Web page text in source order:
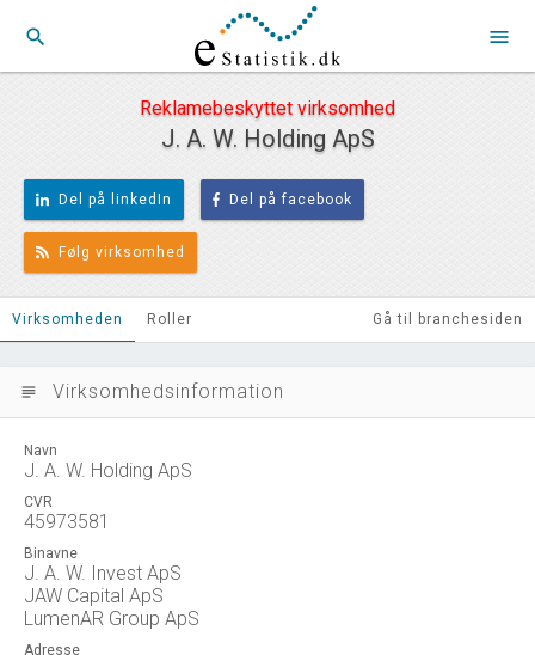
search menu
Reklamebeskyttet virksomhed
J. A. W. Holding ApS
Del på linkedIn Del på facebook
Følg virksomhed
Virksomheden Roller Gå til branchesiden
subject Virksomhedsinformation
Navn
J. A. W. Holding ApS
CVR
45973581
Binavne
J. A. W. Invest ApS
JAW Capital ApS
LumenAR Group ApS
Adresse